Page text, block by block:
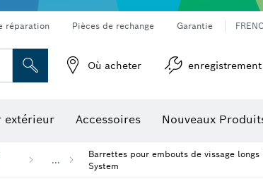
réparation Pièces de rechange Garantie
Où acheter
extérieur Accessoires Nouveaux
...
Barrettes pour embouts de vissage longs
System